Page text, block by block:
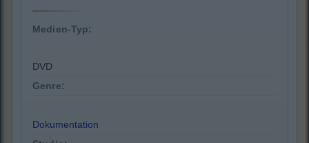
Medien-Typ:
DVD
Genre:
Dokumentation